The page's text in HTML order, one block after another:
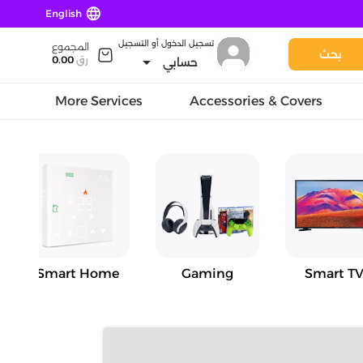
language
English
بحث
تسجيل الدخول أو التسجيل
حسابي arrow_drop_down
المجموع
رق 0.00
Accessories & Covers
More Services
Smart
Gaming
Smart Home